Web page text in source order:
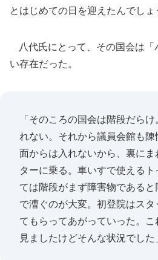
とはじめての日を迎えたんでしょ
八代氏にとって、その国会は「
い存在だった。
「そのころの国会は階段だら
れない。それから議員会館も
面からは入れないから、裏に
ターに乗る。車いすで使える
ては階段がまず障害物である
で漕ぐのが大変。初登院はスタ
てもらってあがっていった。
見ましたけどそんな状況でした